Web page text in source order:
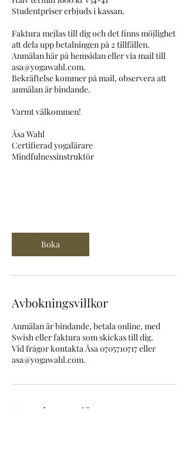
Studentpriser erbjuds i kassan.
Faktura mejlas till dig och det finns möjlighet
att dela upp betalningen på 2 tillfällen.
Anmälan här på hemsidan eller via mail till
asa@yogawahl.com.
Bekräftelse kommer på mail, observera att
anmälan är bindande.
Varmt välkommen!
Åsa Wahl
Certifierad yogalärare
Mindfulnessinstruktör
Boka
Avbokningsvillkor
Anmälan är bindande, betala online, med
Swish eller faktura som skickas till dig.
Vid frågor kontakta Åsa 0705710717 eller
asa@yogawahl.com.
Kontaktuppgifter